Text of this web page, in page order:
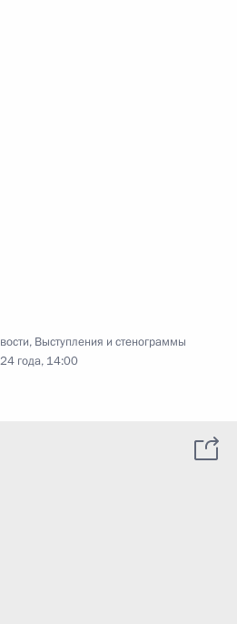
, Выступления и стенограммы
года, 14:00